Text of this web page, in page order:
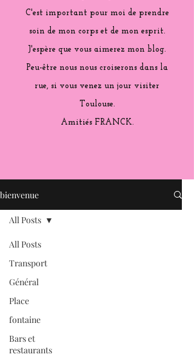
C'est important pour moi de prendre
soin de mon corps et de mon esprit.
J'espère que vous aimerez mon blog.
Peu-être nous nous croiserons dans la
rue, si vous venez un jour visiter
Toulouse.
Amitiés FRANCK.
bienvenue
All Posts
Transport
Général
Place
fontaine
Bars et
restaurants
All Posts